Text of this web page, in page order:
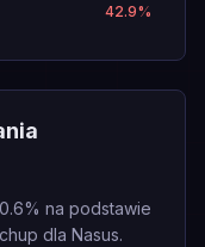
42.9%
na podstawie
dla Nasus.